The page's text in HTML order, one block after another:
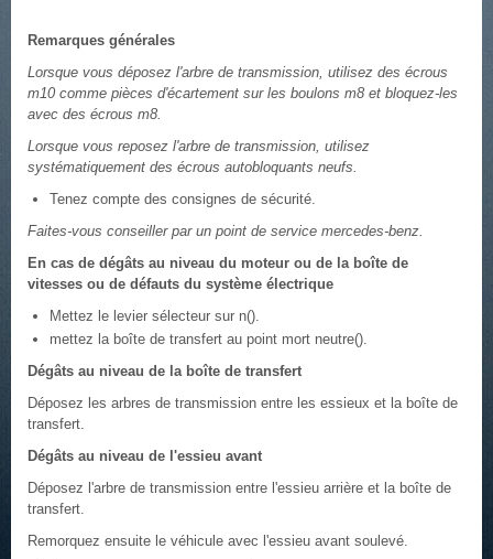
Remarques générales
Lorsque vous déposez l'arbre de transmission, utilisez des écrous
m10 comme pièces d'écartement sur les boulons m8 et bloquez-les
avec des écrous m8.
Lorsque vous reposez l'arbre de transmission, utilisez
systématiquement des écrous autobloquants neufs.
Tenez compte des consignes de sécurité.
Faites-vous conseiller par un point de service mercedes-benz.
En cas de dégâts au niveau du moteur ou de la boîte de
vitesses ou de défauts du système électrique
Mettez le levier sélecteur sur n().
mettez la boîte de transfert au point mort neutre().
Dégâts au niveau de la boîte de transfert
Déposez les arbres de transmission entre les essieux et la boîte de
transfert.
Dégâts au niveau de l'essieu avant
Déposez l'arbre de transmission entre l'essieu arrière et la boîte de
transfert.
Remorquez ensuite le véhicule avec l'essieu avant soulevé.